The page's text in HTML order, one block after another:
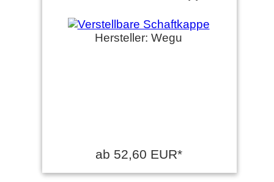
Hersteller: Wegu
ab 52,60 EUR*